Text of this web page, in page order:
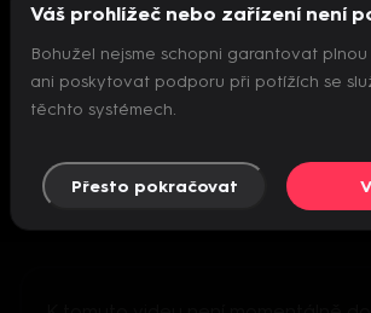
Nepodařilo se inicializovat
Váš prohlížeč nebo zařízení není
Bohužel nejsme schopni garantovat plnou
ani poskytovat podporu při potížích se
těchto systémech.
Přesto pokračovat